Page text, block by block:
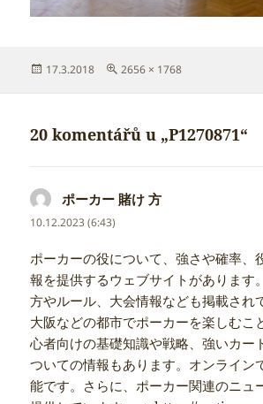
Publikováno:
17.3.2018
Původní
2656 × 1768
20 komentářů u „P1270871“
ポーカー 賭け 方
10.12.2023 (6:43)
ポーカーの役について、強さや確率、
報を提供するウェブサイトがあります
方やルール、大会情報なども掲載され
大阪などの都市でポーカーを楽しむこ
心者向けの基礎知識や戦略、強いカー
ついての情報もあります。オンライン
能です。さらに、ポーカー関連のニュ